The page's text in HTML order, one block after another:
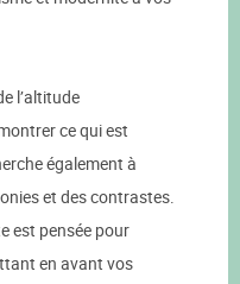
l’altitude
ce qui est
également à
et des contrastes.
est pensée pour
en avant vos